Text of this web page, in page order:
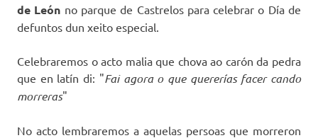
de León no parque de Castrelos para celebrar o Día de
defuntos dun xeito especial.
Celebraremos o acto malia que chova ao carón da pedra
que en latín di: "Fai agora o que quererías facer cando
morreras"
No acto lembraremos a aquelas persoas que morreron